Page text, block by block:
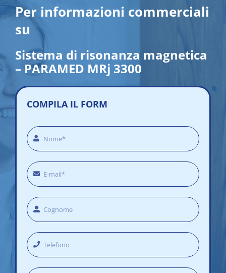
Per informazioni commerciali
su
Sistema di risonanza magnetica
– PARAMED MRj 3300
COMPILA IL FORM